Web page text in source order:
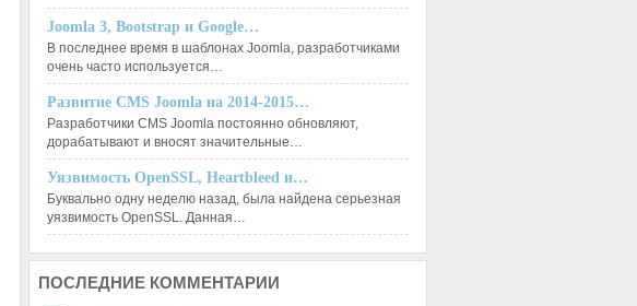
Joomla 3, Bootstrap и Google…
В последнее время в шаблонах Joomla, разработчиками
очень часто используется…
Развитие CMS Joomla на 2014-2015…
Разработчики CMS Joomla постоянно обновляют,
дорабатывают и вносят значительные…
Уязвимость OpenSSL, Heartbleed и…
Буквально одну неделю назад, была найдена серьезная
уязвимость OpenSSL. Данная…
ПОСЛЕДНИЕ КОММЕНТАРИИ